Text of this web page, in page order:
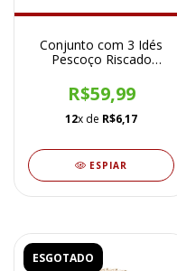
Conjunto com 3 Idés
Pescoço Riscado
R$59,99
12x de R$6,17
ESPIAR
ESGOTADO